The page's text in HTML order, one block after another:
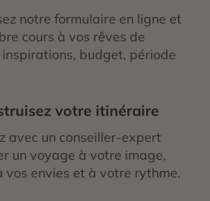
notre formulaire en ligne et
cours à vos rêves de
budget, période
votre itinéraire
avec un conseiller-expert
un voyage à votre image,
vos envies et à votre rythme.